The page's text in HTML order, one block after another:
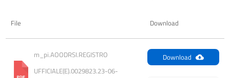
File Download
m_pi.AOODRSI.REGISTRO
UFFICIALE(E).0029823.23-06-
Download